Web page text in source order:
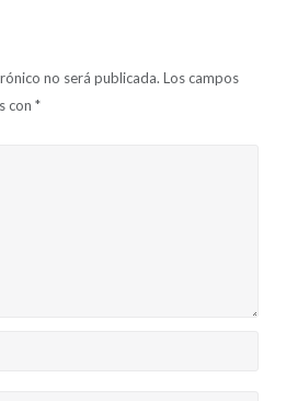
no será publicada. Los campos
con *